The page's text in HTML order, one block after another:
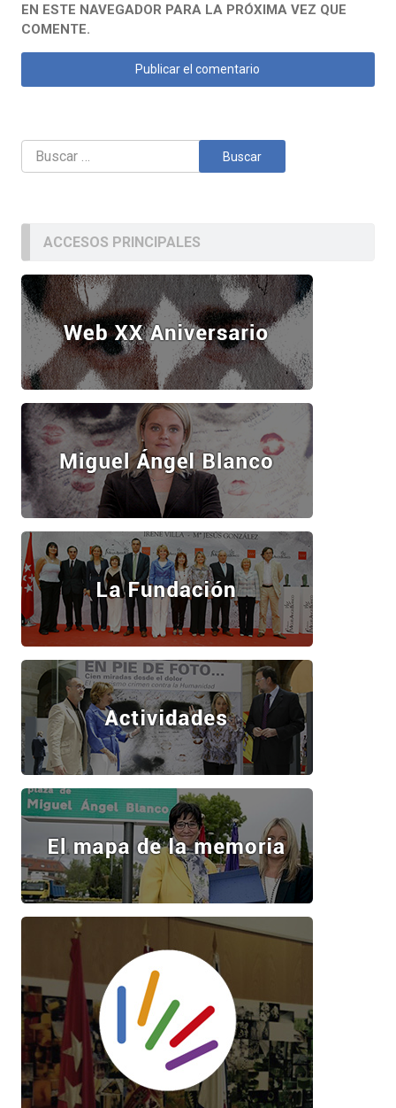
EN ESTE NAVEGADOR PARA LA PRÓXIMA VEZ QUE
COMENTE.
Buscar:
ACCESOS PRINCIPALES